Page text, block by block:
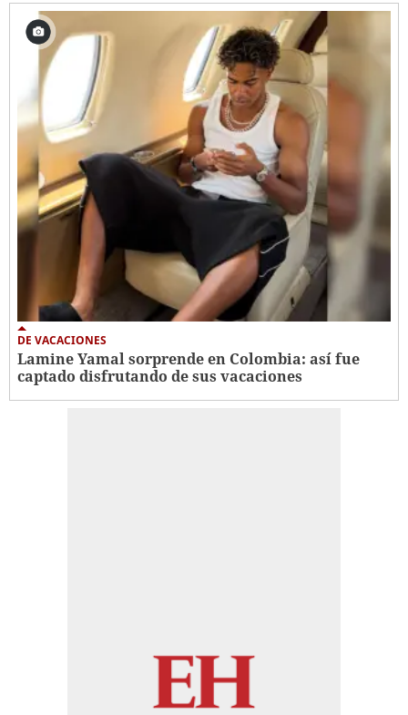
DE VACACIONES
Lamine Yamal sorprende en Colombia: así fue
captado disfrutando de sus vacaciones